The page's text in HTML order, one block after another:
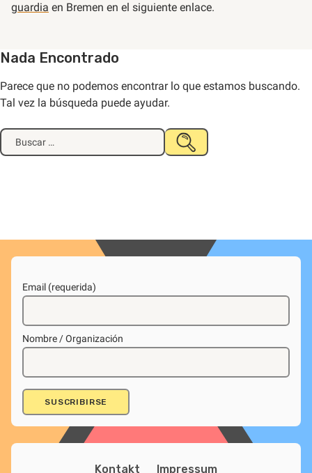
guardia en Bremen en el siguiente enlace.
Nada Encontrado
Parece que no podemos encontrar lo que estamos buscando.
Tal vez la búsqueda puede ayudar.
Buscar:
ENVIAR
Email (requerida)
Nombre / Organización
Kontakt Impressum